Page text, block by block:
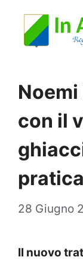
con il
28 Giugno
Il nuovo